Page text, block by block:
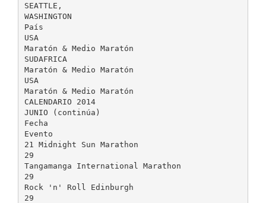
SEATTLE,
WASHINGTON
País
USA
Maratón & Medio Maratón
SUDAFRICA
Maratón & Medio Maratón
USA
Maratón & Medio Maratón
CALENDARIO 2014
JUNIO (continúa)
Fecha
Evento
21 Midnight Sun Marathon
29
Tangamanga International Marathon
29
Rock 'n' Roll Edinburgh
29